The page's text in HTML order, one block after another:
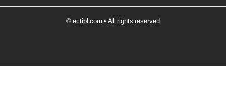
© ectipl.com • All rights reserved